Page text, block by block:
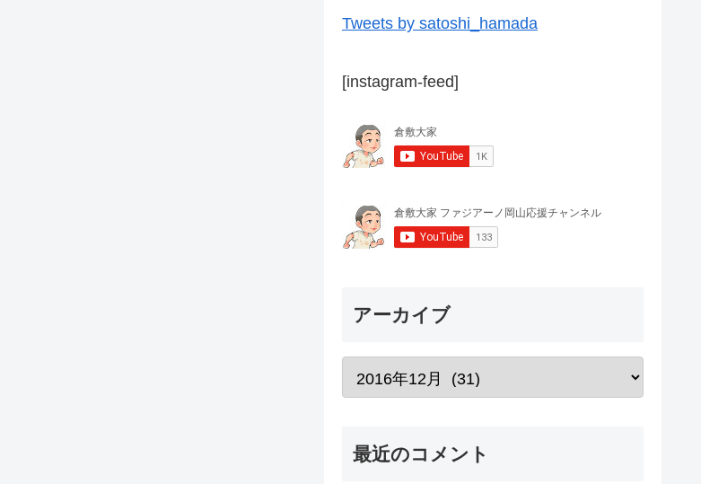
Tweets by satoshi_hamada
[instagram-feed]
アーカイブ
最近のコメント